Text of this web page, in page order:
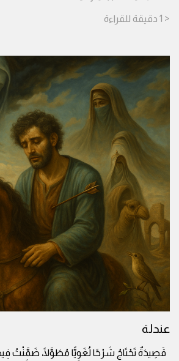
< 1 دقيقة للقراءة
عندلة
قَصِيدَةٌ تَحْتَاجُ شَرْحًا لُغَوِيًّا مُطَوَّلًا، ضَمَّنْتُ